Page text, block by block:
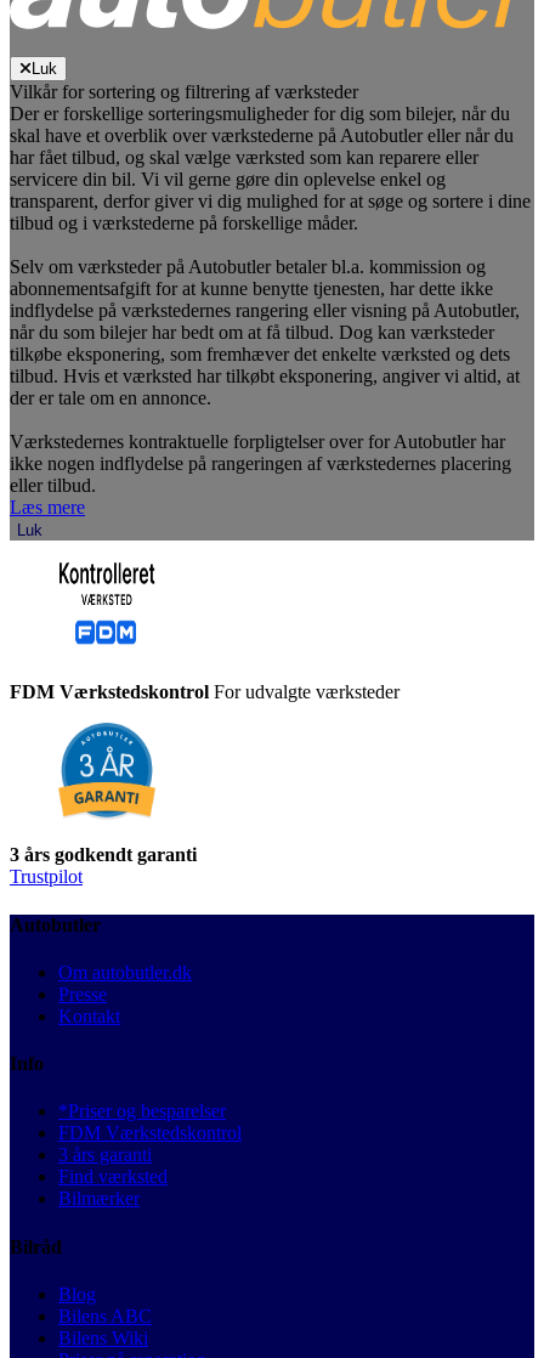
Luk
Vilkår for sortering og filtrering af værksteder
Der er forskellige sorteringsmuligheder for dig som bilejer, når du
skal have et overblik over værkstederne på Autobutler eller når du
har fået tilbud, og skal vælge værksted som kan reparere eller
servicere din bil. Vi vil gerne gøre din oplevelse enkel og
transparent, derfor giver vi dig mulighed for at søge og sortere i dine
tilbud og i værkstederne på forskellige måder.
Selv om værksteder på Autobutler betaler bl.a. kommission og
abonnementsafgift for at kunne benytte tjenesten, har dette ikke
indflydelse på værkstedernes rangering eller visning på Autobutler,
når du som bilejer har bedt om at få tilbud. Dog kan værksteder
tilkøbe eksponering, som fremhæver det enkelte værksted og dets
tilbud. Hvis et værksted har tilkøbt eksponering, angiver vi altid, at
der er tale om en annonce.
Værkstedernes kontraktuelle forpligtelser over for Autobutler har
ikke nogen indflydelse på rangeringen af værkstedernes placering
eller tilbud.
Læs mere
Luk
FDM Værkstedskontrol For udvalgte værksteder
3 års godkendt garanti
Trustpilot
Autobutler
Om autobutler.dk
Presse
Kontakt
Info
*Priser og besparelser
FDM Værkstedskontrol
3 års garanti
Find værksted
Bilmærker
Bilråd
Blog
Bilens ABC
Bilens Wiki